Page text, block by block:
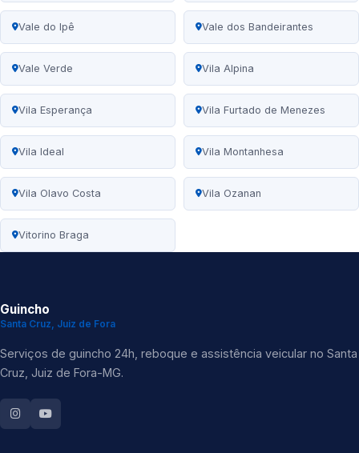
Vale do Ipê Vale dos Bandeirantes
Vale Verde Vila Alpina
Vila Esperança Vila Furtado de Menezes
Vila Ideal Vila Montanhesa
Vila Olavo Costa Vila Ozanan
Vitorino Braga
Guincho
Santa Cruz, Juiz de Fora
Serviços de guincho 24h, reboque e assistência veicular no Santa
Cruz, Juiz de Fora-MG.